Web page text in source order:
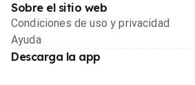
Sobre el sitio web
Condiciones de uso y privacidad
Ayuda
Descarga la app